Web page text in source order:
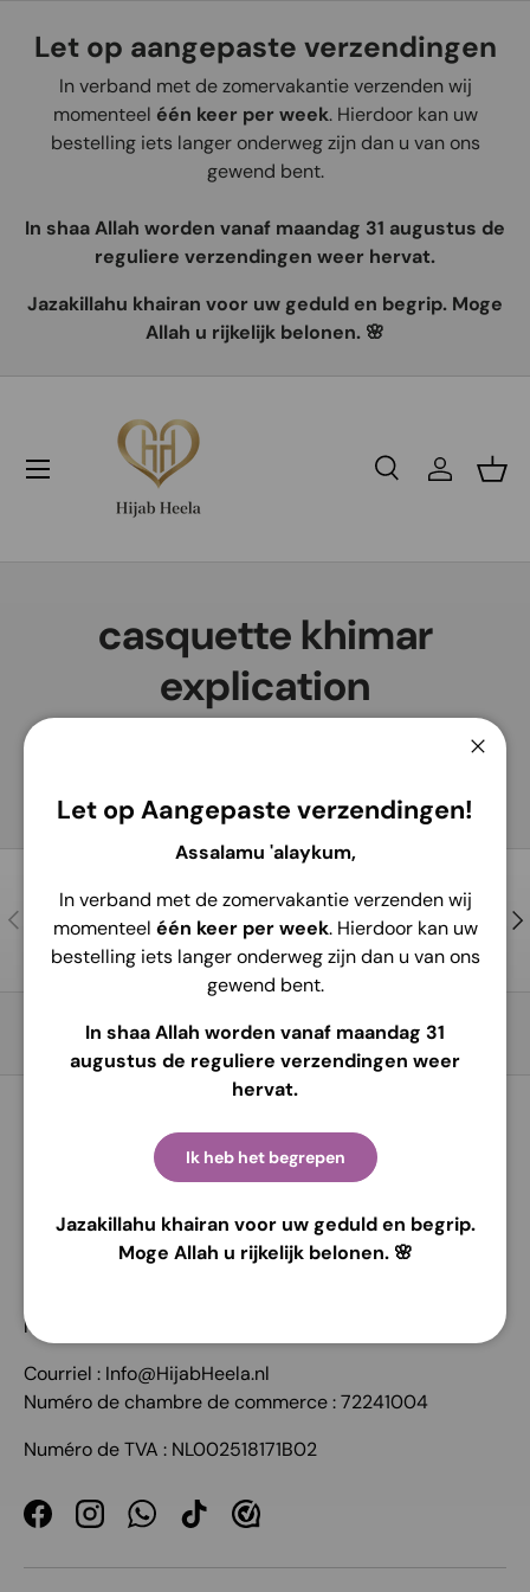
Aller au contenu
Let op aangepaste verzendingen
In verband met de zomervakantie verzenden wij
momenteel één keer per week. Hierdoor kan uw
bestelling iets langer onderweg zijn dan u van ons
gewend bent.
In shaa Allah worden vanaf maandag 31 augustus de
reguliere verzendingen weer hervat.
Jazakillahu khairan voor uw geduld en begrip. Moge
Allah u rijkelijk belonen. 🌸
Recherche
Se
casquette khimar
explication
Let op Aangepaste verzendingen!
Assalamu 'alaykum,
In verband met de zomervakantie verzenden wij
momenteel één keer per week. Hierdoor kan uw
bestelling iets langer onderweg zijn dan u van ons
gewend bent.
In shaa Allah worden vanaf maandag 31
augustus de reguliere verzendingen weer
hervat.
Ik heb het begrepen
Jazakillahu khairan voor uw geduld en begrip.
Moge Allah u rijkelijk belonen. 🌸
Précédent
Contactez-nous
Pour de l’aide et des conseils !
Retour en haut
COORDONNÉES:
Edelsmidsdreef 4
2871 WX Schoonhoven
les Pays-Bas
Courriel : Info@HijabHeela.nl
Numéro de chambre de commerce : 72241004
Numéro de TVA : NL002518171B02
FacebookInstagramWhatsApp
TikTok